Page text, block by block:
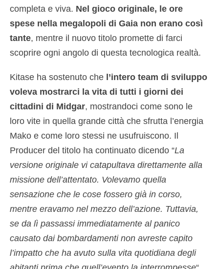
completa e viva. Nel gioco originale, le ore
spese nella megalopoli di Gaia non erano così
tante, mentre il nuovo titolo promette di farci
scoprire ogni angolo di questa tecnologica realtà.
Kitase ha sostenuto che l’intero team di sviluppo
voleva mostrarci la vita di tutti i giorni dei
cittadini di Midgar, mostrandoci come sono le
loro vite in quella grande città che sfrutta l’energia
Mako e come loro stessi ne usufruiscono. Il
Producer del titolo ha continuato dicendo “La
versione originale vi catapultava direttamente alla
missione dell’attentato. Volevamo quella
sensazione che le cose fossero già in corso,
mentre eravamo nel mezzo dell’azione. Tuttavia,
se da lì passassi immediatamente al panico
causato dai bombardamenti non avreste capito
l’impatto che ha avuto sulla vita quotidiana degli